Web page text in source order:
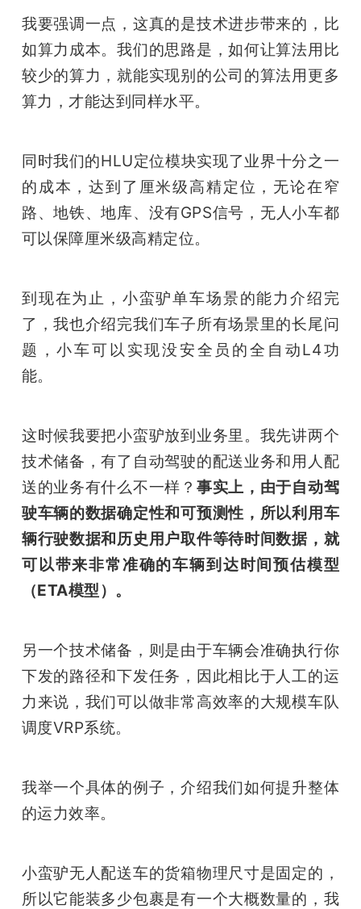
我要强调一点，这真的是技术进步带来的，比
如算力成本。我们的思路是，如何让算法用比
较少的算力，就能实现别的公司的算法用更多
算力，才能达到同样水平。
同时我们的HLU定位模块实现了业界十分之一
的成本，达到了厘米级高精定位，无论在窄
路、地铁、地库、没有GPS信号，无人小车都
可以保障厘米级高精定位。
到现在为止，小蛮驴单车场景的能力介绍完
了，我也介绍完我们车子所有场景里的长尾问
题，小车可以实现没安全员的全自动L4功
能。
这时候我要把小蛮驴放到业务里。我先讲两个
技术储备，有了自动驾驶的配送业务和用人配
送的业务有什么不一样？ 事实上，由于自动驾
驶车辆的数据确定性和可预测性，所以利用车
辆行驶数据和历史用户取件等待时间数据，就
可以带来非常准确的车辆到达时间预估模型
（ETA模型）。
另一个技术储备，则是由于车辆会准确执行你
下发的路径和下发任务，因此相比于人工的运
力来说，我们可以做非常高效率的大规模车队
调度VRP系统。
我举一个具体的例子，介绍我们如何提升整体
的运力效率。
小蛮驴无人配送车的货箱物理尺寸是固定的，
所以它能装多少包裹是有一个大概数量的，我